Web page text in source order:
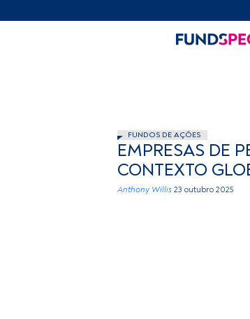
FUNDOS DE AÇÕES
EMPRESAS DE
CONTEXTO
Anthony Willis 23 outubro 2025